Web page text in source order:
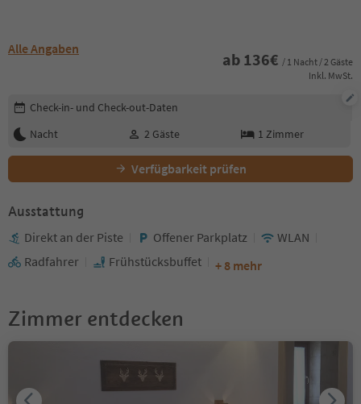
Alle Angaben
ab 136€ / 1 Nacht / 2 Gäste
Inkl. MwSt.
Buchungsdetails bearbeiten
Check-in- und Check-out-Daten
Nacht
2 Gäste 1 Zimmer
Verfügbarkeit prüfen
Ausstattung
Direkt an der Piste Offener Parkplatz
WLAN
Radfahrer
Frühstücksbuffet + 8 mehr
Zimmer entdecken